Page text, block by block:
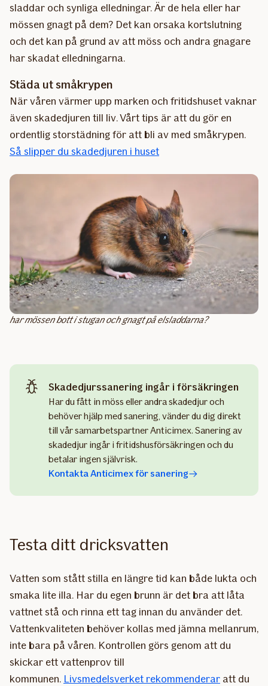
sladdar och synliga elledningar. Är de hela eller har
mössen gnagt på dem? Det kan orsaka kortslutning
och det kan på grund av att möss och andra gnagare
har skadat elledningarna.
Städa ut småkrypen
När våren värmer upp marken och fritidshuset vaknar
även skadedjuren till liv. Vårt tips är att du gör en
ordentlig storstädning för att bli av med småkrypen.
Så slipper du skadedjuren i huset
har mössen bott i stugan och gnagt på elsladdarna?
Skadedjurssanering ingår i försäkringen
Har du fått in möss eller andra skadedjur och
behöver hjälp med sanering, vänder du dig direkt
till vår samarbetspartner Anticimex. Sanering av
skadedjur ingår i fritidshusförsäkringen och du
betalar ingen självrisk.
Kontakta Anticimex för sanering
Testa ditt dricksvatten
Vatten som stått stilla en längre tid kan både lukta och
smaka lite illa. Har du egen brunn är det bra att låta
vattnet stå och rinna ett tag innan du använder det.
Vattenkvaliteten behöver kollas med jämna mellanrum,
inte bara på våren. Kontrollen görs genom att du
skickar ett vattenprov till
kommunen. Livsmedelsverket rekommenderar att du